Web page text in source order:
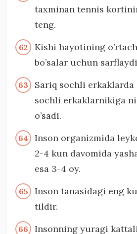
taxminan tennis
teng.
Kishi hayotining
bo’salar uchun
Sariq sochli erkaklarda
sochli erkaklarnikiga
o’sadi.
Inson organizmida
2-4 kun davomida
esa 3-4 oy.
Inson tanasidagi eng
tildir.
Insonning yuragi